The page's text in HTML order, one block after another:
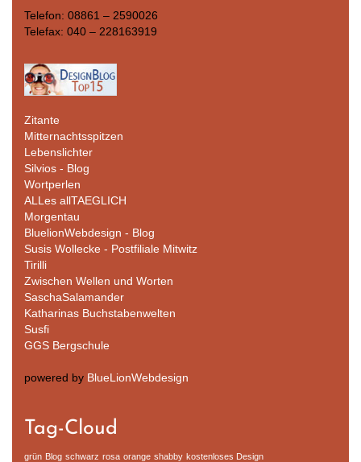
Telefon: 08861 – 2590026
Telefax: 040 – 228163919
Zitante
Mitternachtsspitzen
Lebenslichter
Silvios - Blog
Wortperlen
ALLes allTAEGLICH
Morgentau
BluelionWebdesign - Blog
Susis Wollecke - Postfiliale Mitwitz
Tirilli
Zwischen Wellen und Worten
SaschaSalamander
Katharinas Buchstabenwelten
Susfi
GGS Bergschule
powered by BlueLionWebdesign
Tag-Cloud
grün Blog schwarz rosa orange shabby kostenloses Design